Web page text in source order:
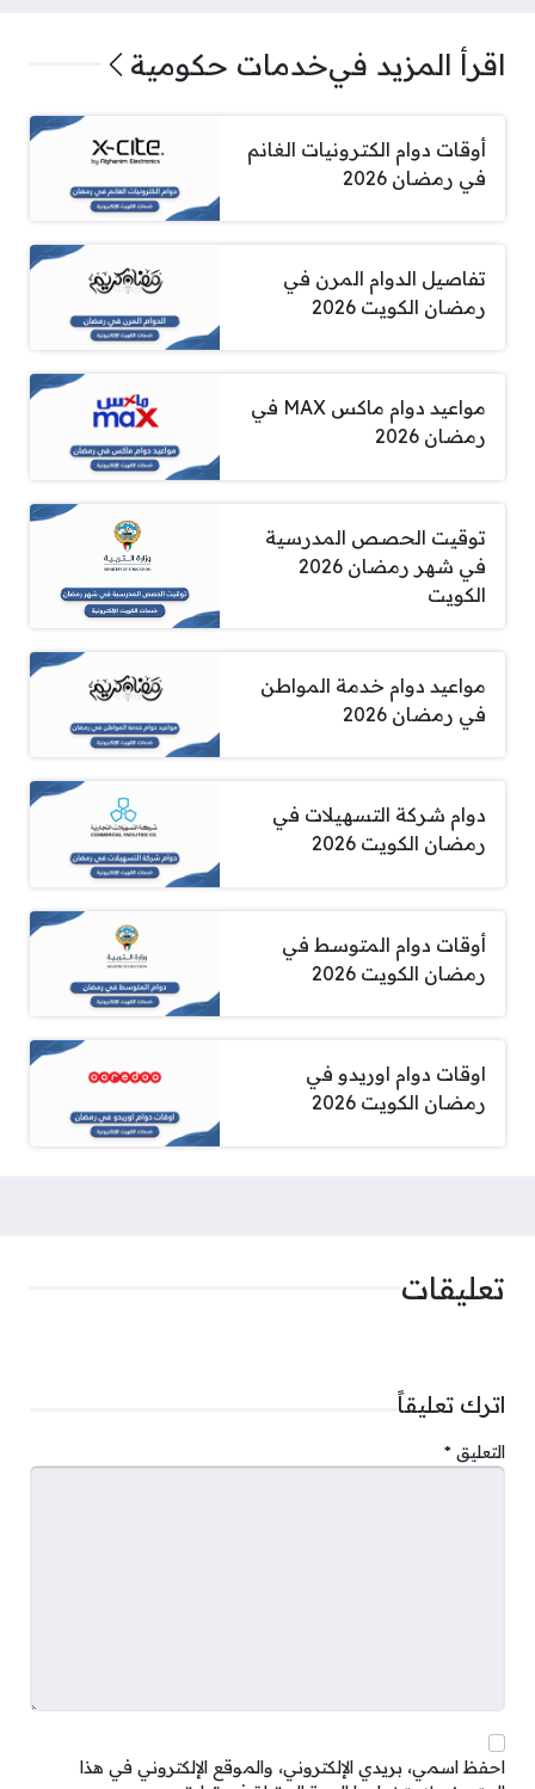
اقرأ المزيد فيخدمات حكومية
أوقات دوام الكترونيات الغانم
في رمضان 2026
تفاصيل الدوام المرن في
رمضان الكويت 2026
مواعيد دوام ماكس MAX في
رمضان 2026
توقيت الحصص المدرسية
في شهر رمضان 2026
الكويت
مواعيد دوام خدمة المواطن
في رمضان 2026
دوام شركة التسهيلات في
رمضان الكويت 2026
أوقات دوام المتوسط في
رمضان الكويت 2026
اوقات دوام اوريدو في
رمضان الكويت 2026
تعليقات
اترك تعليقاً
التعليق *
احفظ اسمي، بريدي الإلكتروني، والموقع الإلكتروني في هذا